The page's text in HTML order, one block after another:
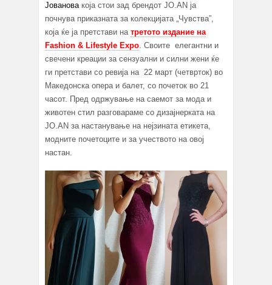
Јовановакоја стои зад брендот JO.AN ја
почнува приказната за колекцијата „Чувства”,
која ќе ја претстави на третото издание на
Fashion & Lifestyle Expo. Своите елегантни и
свечени креации за сензуални и силни жени ќе
ги претстави со ревија на 22 март (четврток) во
Македонска опера и балет, со почеток во 21
часот. Пред одржување на саемот за мода и
животен стил разговараме со дизајнерката на
JO.AN за настанување на нејзината етикета,
модните почетоците и за учеството на овој
настан.